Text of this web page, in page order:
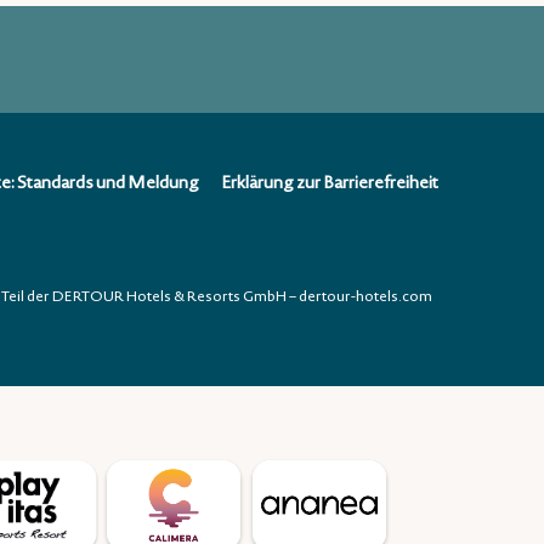
Standards und Meldung Erklärung zur Barrierefreiheit
Teil der DERTOUR Hotels & Resorts GmbH – dertour-hotels.com